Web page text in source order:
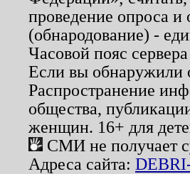
проведение опроса
(обнародование) -
Часовой пояс
Если вы обнаружили
Распространение
общества,
женщин. 16+ для
СМИ не получает
Адреса сайта: